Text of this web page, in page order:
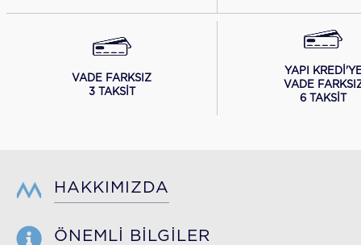
VADE FARKSIZ
3 TAKSİT
YAPI
VADE
6 TAKSİT
HAKKIMIZDA
ÖNEMLİ BİLGİLER